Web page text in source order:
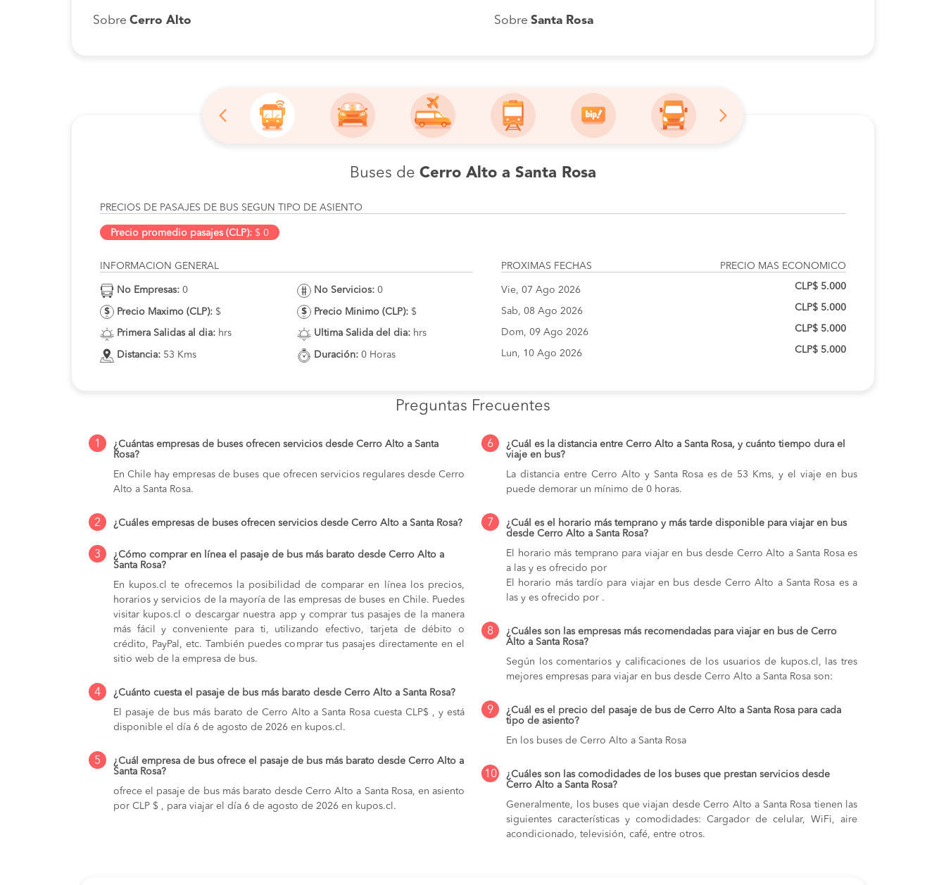
Sobre Cerro Alto Sobre Santa Rosa
Buses de Cerro Alto a Santa Rosa
PRECIOS DE PASAJES DE BUS SEGUN TIPO DE ASIENTO
Precio promedio pasajes (CLP): $ 0
INFORMACION GENERAL
No Empresas: 0
Precio Maximo (CLP): $
Primera Salidas al dia: hrs
Distancia: 53 Kms
No Servicios: 0
Precio Minimo (CLP): $
Ultima Salida del dia: hrs
Duración: 0 Horas
PROXIMAS FECHAS PRECIO MAS ECONOMICO
Vie, 07 Ago 2026
Sab, 08 Ago 2026
Dom, 09 Ago 2026
Lun, 10 Ago 2026
CLP$ 5.000
CLP$ 5.000
CLP$ 5.000
CLP$ 5.000
Preguntas Frecuentes
1
¿Cuántas empresas de buses ofrecen servicios desde Cerro Alto a Santa
Rosa?
En Chile hay empresas de buses que ofrecen servicios regulares desde Cerro
Alto a Santa Rosa.
2 ¿Cuáles empresas de buses ofrecen servicios desde Cerro Alto a Santa Rosa?
3
¿Cómo comprar en línea el pasaje de bus más barato desde Cerro Alto a
Santa Rosa?
En kupos.cl te ofrecemos la posibilidad de comparar en línea los precios,
horarios y servicios de la mayoría de las empresas de buses en Chile. Puedes
visitar kupos.cl o descargar nuestra app y comprar tus pasajes de la manera
más fácil y conveniente para ti, utilizando efectivo, tarjeta de débito o
crédito, PayPal, etc. También puedes comprar tus pasajes directamente en el
sitio web de la empresa de bus.
4
¿Cuánto cuesta el pasaje de bus más barato desde Cerro Alto a Santa Rosa?
El pasaje de bus más barato de Cerro Alto a Santa Rosa cuesta CLP$ , y está
disponible el día 6 de agosto de 2026 en kupos.cl.
5
¿Cuál empresa de bus ofrece el pasaje de bus más barato desde Cerro Alto a
Santa Rosa?
ofrece el pasaje de bus más barato desde Cerro Alto a Santa Rosa, en asiento
por CLP $ , para viajar el día 6 de agosto de 2026 en kupos.cl.
6
¿Cuál es la distancia entre Cerro Alto a Santa Rosa, y cuánto tiempo dura el
viaje en bus?
La distancia entre Cerro Alto y Santa Rosa es de 53 Kms, y el viaje en bus
puede demorar un mínimo de 0 horas.
7
¿Cuál es el horario más temprano y más tarde disponible para viajar en bus
desde Cerro Alto a Santa Rosa?
El horario más temprano para viajar en bus desde Cerro Alto a Santa Rosa es
a las y es ofrecido por
El horario más tardío para viajar en bus desde Cerro Alto a Santa Rosa es a
las y es ofrecido por .
8
¿Cuáles son las empresas más recomendadas para viajar en bus de Cerro
Alto a Santa Rosa?
Según los comentarios y calificaciones de los usuarios de kupos.cl, las tres
mejores empresas para viajar en bus desde Cerro Alto a Santa Rosa son:
9
¿Cuál es el precio del pasaje de bus de Cerro Alto a Santa Rosa para cada
tipo de asiento?
En los buses de Cerro Alto a Santa Rosa
10
¿Cuáles son las comodidades de los buses que prestan servicios desde
Cerro Alto a Santa Rosa?
Generalmente, los buses que viajan desde Cerro Alto a Santa Rosa tienen las
siguientes características y comodidades: Cargador de celular, WiFi, aire
acondicionado, televisión, café, entre otros.